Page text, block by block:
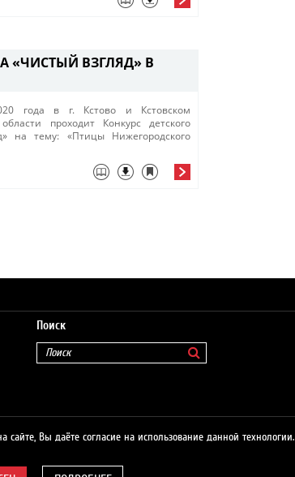
«ЧИСТЫЙ ВЗГЛЯД» В
года в г. Кстово и Кстовском
проходит Конкурс детского
на тему: «Птицы Нижегородского
Поиск
сайте, Вы даёте согласие на использование данной технологии.